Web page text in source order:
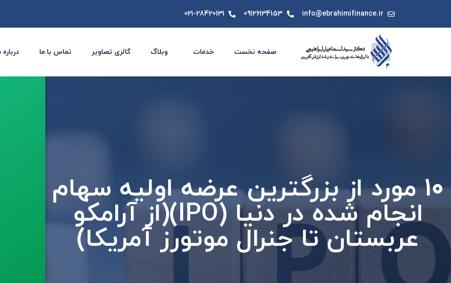
info@ebrahimifinance.ir
09126134153
021-28420131
صفحه نخست خدمات وبلاگ گالری تصاویر تماس با ما
10 مورد از بزرگترین عرضه اولیه سهام
انجام شده در دنیا (IPO)(از آرامکو
عربستان تا جنرال موتورز آمریکا)